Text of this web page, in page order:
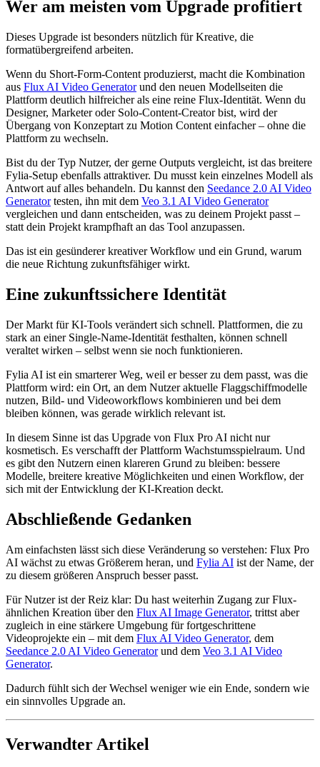
Wer am meisten vom Upgrade profitiert
Dieses Upgrade ist besonders nützlich für Kreative, die
formatübergreifend arbeiten.
Wenn du Short-Form-Content produzierst, macht die Kombination
aus Flux AI Video Generatorund den neuen Modellseiten die
Plattform deutlich hilfreicher als eine reine Flux-Identität. Wenn du
Designer, Marketer oder Solo-Content-Creator bist, wird der
Übergang von Konzeptart zu Motion Content einfacher – ohne die
Plattform zu wechseln.
Bist du der Typ Nutzer, der gerne Outputs vergleicht, ist das breitere
Fylia-Setup ebenfalls attraktiver. Du musst kein einzelnes Modell als
Antwort auf alles behandeln. Du kannst den Seedance 2.0 AI Video
Generatortesten, ihn mit dem Veo 3.1 AI Video Generator
vergleichen und dann entscheiden, was zu deinem Projekt passt –
statt dein Projekt krampfhaft an das Tool anzupassen.
Das ist ein gesünderer kreativer Workflow und ein Grund, warum
die neue Richtung zukunftsfähiger wirkt.
Eine zukunftssichere Identität
Der Markt für KI-Tools verändert sich schnell. Plattformen, die zu
stark an einer Single-Name-Identität festhalten, können schnell
veraltet wirken – selbst wenn sie noch funktionieren.
Fylia AI ist ein smarterer Weg, weil er besser zu dem passt, was die
Plattform wird: ein Ort, an dem Nutzer aktuelle Flaggschiffmodelle
nutzen, Bild- und Videoworkflows kombinieren und bei dem
bleiben können, was gerade wirklich relevant ist.
In diesem Sinne ist das Upgrade von Flux Pro AI nicht nur
kosmetisch. Es verschafft der Plattform Wachstumsspielraum. Und
es gibt den Nutzern einen klareren Grund zu bleiben: bessere
Modelle, breitere kreative Möglichkeiten und einen Workflow, der
sich mit der Entwicklung der KI-Kreation deckt.
Abschließende Gedanken
Am einfachsten lässt sich diese Veränderung so verstehen: Flux Pro
AI wächst zu etwas Größerem heran, und Fylia AI ist der Name, der
zu diesem größeren Anspruch besser passt.
Für Nutzer ist der Reiz klar: Du hast weiterhin Zugang zur Flux-
ähnlichen Kreation über den Flux AI Image Generator, trittst aber
zugleich in eine stärkere Umgebung für fortgeschrittene
Videoprojekte ein – mit dem Flux AI Video Generator, dem
Seedance 2.0 AI Video Generatorund dem Veo 3.1 AI Video
Generator.
Dadurch fühlt sich der Wechsel weniger wie ein Ende, sondern wie
ein sinnvolles Upgrade an.
Verwandter Artikel